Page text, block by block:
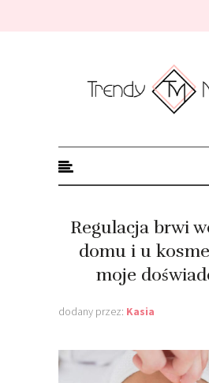
Regulacja brwi
domu i u
moje
dodany przez: Kasia